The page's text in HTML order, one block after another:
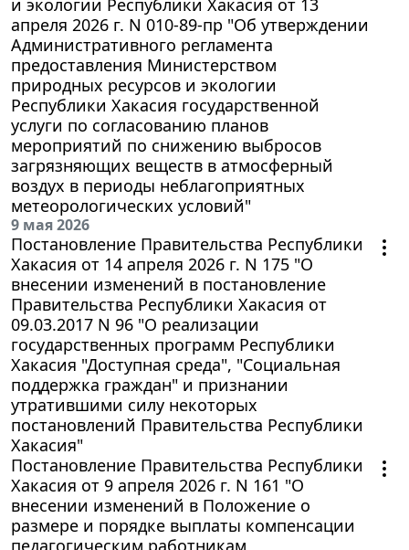
апреля 2026 г. N 010-89-пр "Об утверждении
Административного регламента
предоставления Министерством
природных ресурсов и экологии
Республики Хакасия государственной
услуги по согласованию планов
мероприятий по снижению выбросов
загрязняющих веществ в атмосферный
воздух в периоды неблагоприятных
метеорологических условий"
9 мая 2026
Постановление Правительства Республики
Хакасия от 14 апреля 2026 г. N 175 "О
внесении изменений в постановление
Правительства Республики Хакасия от
09.03.2017 N 96 "О реализации
государственных программ Республики
Хакасия "Доступная среда", "Социальная
поддержка граждан" и признании
утратившими силу некоторых
постановлений Правительства Республики
Хакасия"
Постановление Правительства Республики
Хакасия от 9 апреля 2026 г. N 161 "О
внесении изменений в Положение о
размере и порядке выплаты компенсации
педагогическим работникам